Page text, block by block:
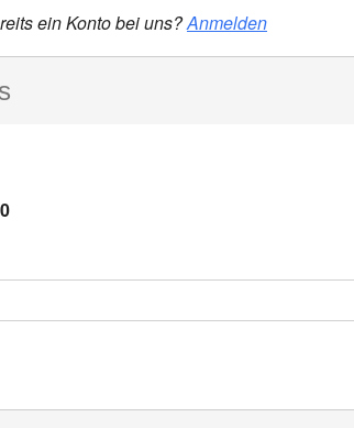
ein Konto bei uns?Anmelden